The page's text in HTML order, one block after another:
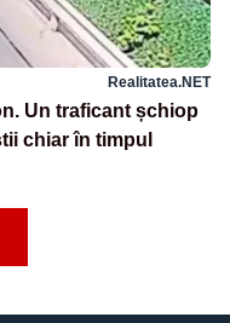
Realitatea.NET
Un traficant șchiop
chiar în timpul